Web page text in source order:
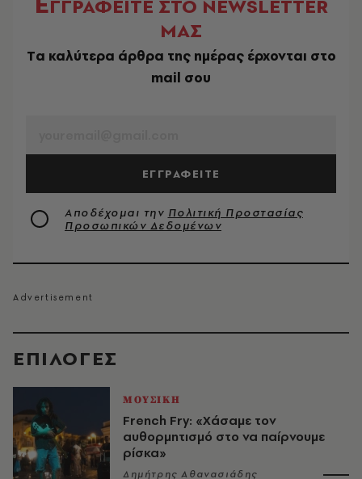
EΠΙΛΟΓΈΣ
ΜΟΥΣΙΚΗ
French Fry: «Χάσαμε τον
αυθορμητισμό στο να παίρνουμε
ρίσκα»
Δημήτρης Αθανασιάδης
ΓΓΡΑΦΕΙΤΕ ΣΤΟ NEWSLETTER
ΜΑΣ
Tα καλύτερα άρθρα της ημέρας έρχονται στο
mail σου
ΕΓΓΡΑΦΕΙΤΕ
Αποδέχομαι την Πολιτική Προστασίας
Προσωπικών Δεδομένων